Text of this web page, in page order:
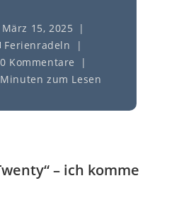
März 15, 2025
Ferienradeln
0 Kommentare
zum Lesen
– ich komme